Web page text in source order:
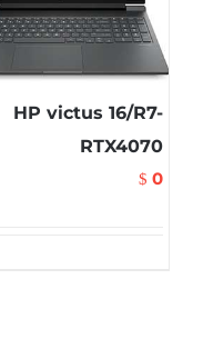
HP victus 16/R7-
RTX4070
$ 0